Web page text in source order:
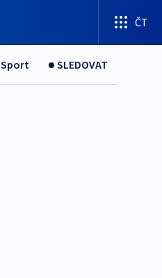
ČT
Sport SLEDOVAT